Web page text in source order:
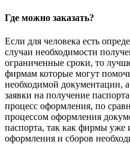
Где можно заказать?
Если для человека есть
случаи необходимости
ограниченные сроки, то
фирмам которые могут
необходимой документации,
заявки на получение
процесс оформления, по
процессом оформления
паспорта, так как фирмы
оформления и сборов